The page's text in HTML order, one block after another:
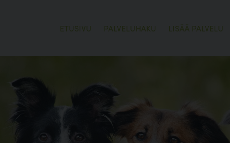
ETUSIVU PALVELUHAKU LISÄÄ PALVELU